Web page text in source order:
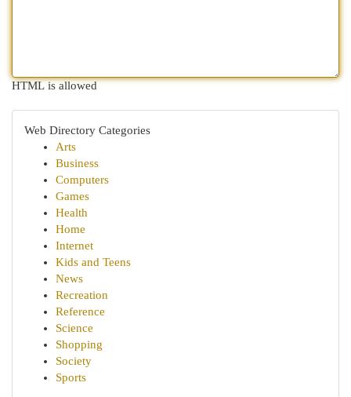
HTML is allowed
Web Directory Categories
Arts
Business
Computers
Games
Health
Home
Internet
Kids and Teens
News
Recreation
Reference
Science
Shopping
Society
Sports